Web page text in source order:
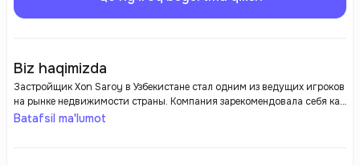
Biz haqimizda
Застройщик Xon Saroy в Узбекистане стал одним из ведущих игроков
на рынке недвижимости страны. Компания зарекомендовала себя как
надежный партнер в области жилой и коммерческой застройки,
Batafsil ma'lumot